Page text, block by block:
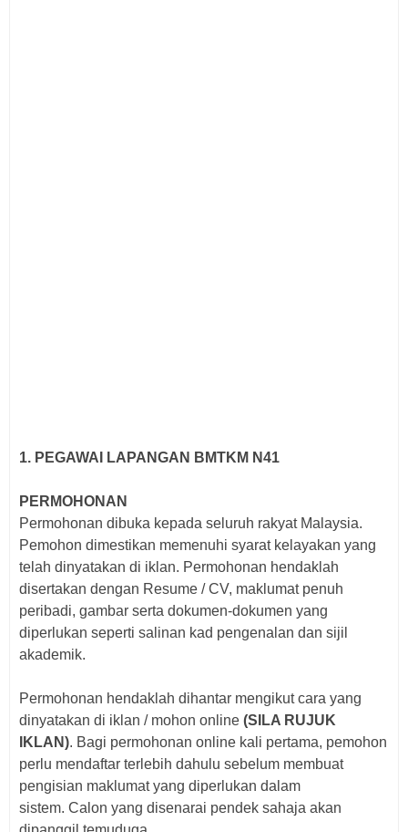
1. PEGAWAI LAPANGAN BMTKM N41
PERMOHONAN
Permohonan dibuka kepada seluruh rakyat Malaysia.
Pemohon dimestikan memenuhi syarat kelayakan yang
telah dinyatakan di iklan. Permohonan hendaklah
disertakan dengan Resume / CV, maklumat penuh
peribadi, gambar serta dokumen-dokumen yang
diperlukan seperti salinan kad pengenalan dan sijil
akademik.
Permohonan hendaklah dihantar mengikut cara yang
dinyatakan di iklan / mohon online (SILA RUJUK
IKLAN). Bagi permohonan online kali pertama, pemohon
perlu mendaftar terlebih dahulu sebelum membuat
pengisian maklumat yang diperlukan dalam
sistem. Calon yang disenarai pendek sahaja akan